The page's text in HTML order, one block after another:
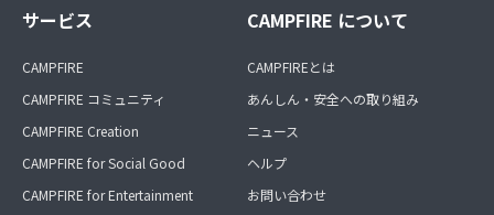
サービス
CAMPFIRE
CAMPFIRE コミュニティ
CAMPFIRE Creation
CAMPFIRE for Social Good
CAMPFIRE for Entertainment
CAMPFIRE について
CAMPFIREとは
あんしん・安全への取り組み
ニュース
ヘルプ
お問い合わせ